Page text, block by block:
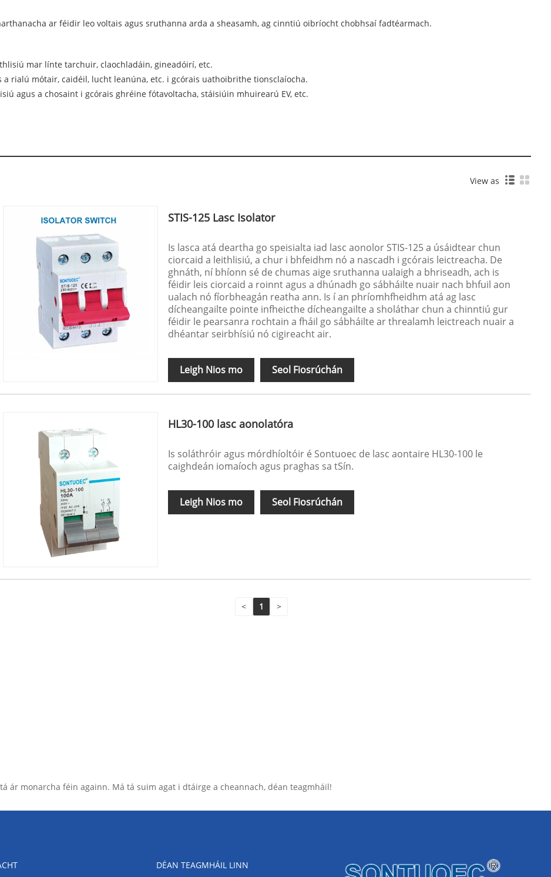
ar féidir leo voltais agus sruthanna arda a sheasamh, ag cinntiú oibríocht chobhsaí fadtéarmach.
mar línte tarchuir, claochladáin, gineadóirí, etc.
rialú mótair, caidéil, lucht leanúna, etc. i gcórais uathoibrithe tionsclaíocha.
agus a chosaint i gcórais ghréine fótavoltacha, stáisiúin mhuirearú EV, etc.
View as
STIS-125 Lasc Isolator
Is lasca atá deartha go speisialta iad lasc aonolor STIS-125 a úsáidtear chun
ciorcaid a leithlisiú, a chur i bhfeidhm nó a nascadh i gcórais leictreacha. De
ghnáth, ní bhíonn sé de chumas aige sruthanna ualaigh a bhriseadh, ach is
féidir leis ciorcaid a roinnt agus a dhúnadh go sábháilte nuair nach bhfuil aon
ualach nó fíorbheagán reatha ann. Is í an phríomhfheidhm atá ag lasc
dícheangailte pointe infheicthe dícheangailte a sholáthar chun a chinntiú gur
féidir le pearsanra rochtain a fháil go sábháilte ar threalamh leictreach nuair a
dhéantar seirbhísiú nó cigireacht air.
Leigh Nios mo Seol Fiosrúchán
HL30-100 lasc aonolatóra
Is soláthróir agus mórdhíoltóir é Sontuoec de lasc aontaire HL30-100 le
caighdeán iomaíoch agus praghas sa tSín.
Leigh Nios mo Seol Fiosrúchán
< 1 >
ár monarcha féin againn. Má tá suim agat i dtáirge a cheannach, déan teagmháil!
DÉAN TEAGMHÁIL LINN